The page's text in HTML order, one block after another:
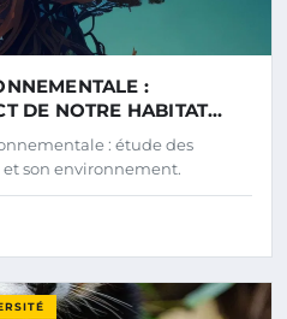
:
DE NOTRE HABITAT
: étude des
son environnement.